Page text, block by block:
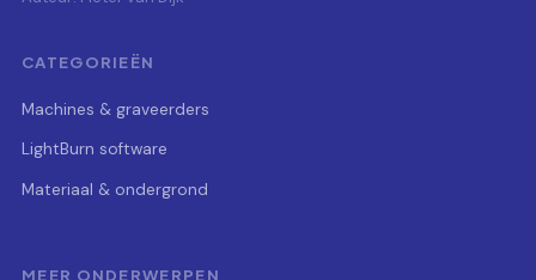
CATEGORIEËN
Machines & graveerders
LightBurn software
Materiaal & ondergrond
MEER ONDERWERPEN